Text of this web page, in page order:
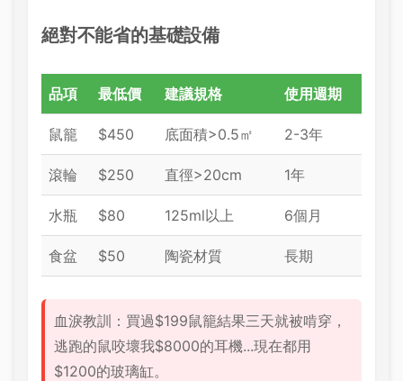
絕對不能省的基礎設備
品項 最低價 建議規格 使用週期
鼠籠 $450 底面積>0.5㎡ 2-3年
滾輪 $250 直徑>20cm 1年
水瓶 $80 125ml以上 6個月
食盆 $50 陶瓷材質 長期
血淚教訓：買過$199鼠籠結果三天就被啃穿，
逃跑的鼠咬壞我$8000的耳機...現在都用
$1200的玻璃缸。